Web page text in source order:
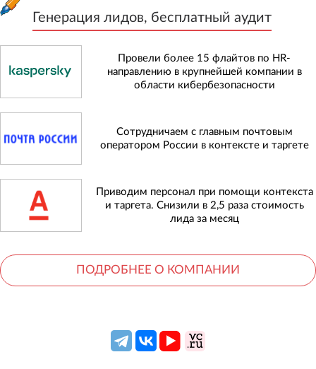
Генерация лидов, бесплатный аудит
Провели более 15 флайтов по HR-
направлению в крупнейшей компании в
области кибербезопасности
Сотрудничаем с главным почтовым
оператором России в контексте и таргете
Приводим персонал при помощи контекста
и таргета. Снизили в 2,5 раза стоимость
лида за месяц
ПОДРОБНЕЕ О КОМПАНИИ